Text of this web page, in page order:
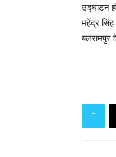
उद्घाटन
महेंद्र सिंह
बलरामपुर